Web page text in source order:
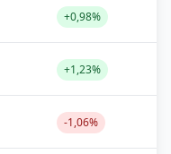
+0,98%
+1,23%
-1,06%